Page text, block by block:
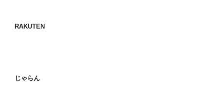
RAKUTEN